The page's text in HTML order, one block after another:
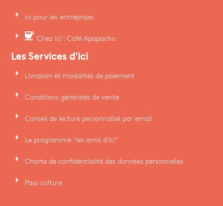
arrow_right ici pour les entreprises
arrow_right coffee Chez ici : Café Apapacho
Les Services d'ici
arrow_right Livraison et modalités de paiement
arrow_right Conditions générales de vente
arrow_right Conseil de lecture personnalisé par email
arrow_right Le programme "les amis d'ici"
arrow_right Charte de confidentialité des données personnelles
arrow_right Pass culture